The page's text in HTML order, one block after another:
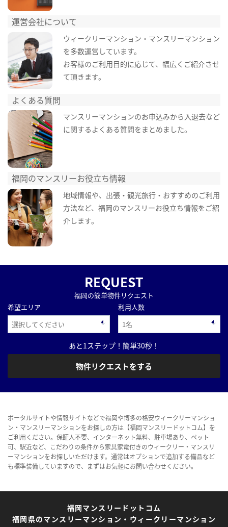
運営会社について
ウィークリーマンション・マンスリーマンション
を多数運営しています。
お客様のご利用目的に応じて、幅広くご紹介させ
て頂きます。
よくある質問
マンスリーマンションのお申込みから入退去など
に関するよくある質問をまとめました。
福岡のマンスリーお役立ち情報
地域情報や、出張・観光旅行・おすすめのご利用
方法など、福岡のマンスリーお役立ち情報をご紹
介します。
REQUEST
福岡の簡単物件リクエスト
希望エリア
利用人数
あと1ステップ！簡単30秒！
物件リクエストをする
ポータルサイトや情報サイトなどで福岡や博多の格安ウィークリーマンショ
ン・マンスリーマンションをお探しの方は【福岡マンスリードットコム】を
ご利用ください。保証人不要、インターネット無料、駐車場あり、ペット
可、駅近など、こだわりの条件から家具家電付きのウィークリー・マンスリ
ーマンションをお探しいただけます。通常はオプションで追加する備品など
も標準装備していますので、まずはお気軽にお問い合わせください。
福岡マンスリードットコム
福岡県のマンスリーマンション・ウィークリーマンション